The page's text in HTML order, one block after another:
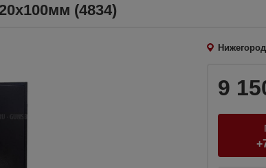
(4834)
9